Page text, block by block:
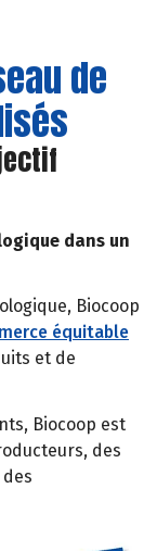
de
dans un
Biocoop
équitable
et de
Biocoop est
des